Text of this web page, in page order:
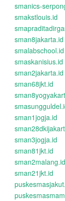
smanics-
smakstlouis.id
sman8jakarta.id
smalabschool.id
smaskanisius.id
sman2jakarta.id
sman68jkt.id
sman1jogja.id
sman3jogja.id
sman81jkt.id
sman2malang.id
sman21jkt.id